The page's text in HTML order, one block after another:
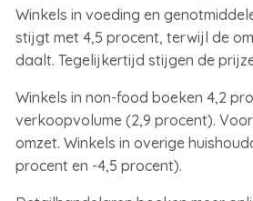
Winkels in voeding en
stijgt met 4,5 procent, terwijl de
daalt. Tegelijkertijd stijgen de
Winkels in non-food boeken 4,2
verkoopvolume (2,9 procent).
omzet. Winkels in overige
procent en -4,5 procent).